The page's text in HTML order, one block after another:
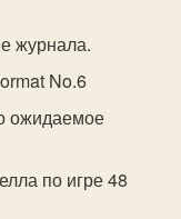
журнала.
No.6
ожидаемое
по игре 48